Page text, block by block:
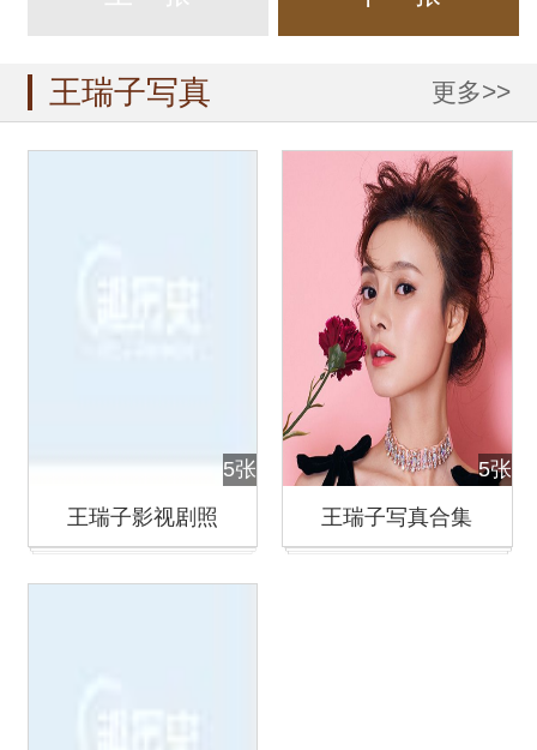
王瑞子写真 更多>>
5张
王瑞子影视剧照
5张
王瑞子写真合集